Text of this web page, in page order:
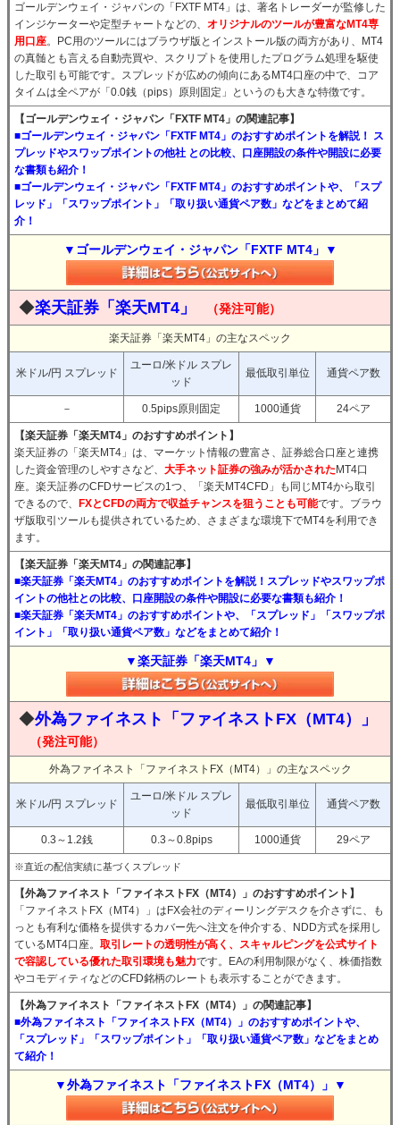
ゴールデンウェイ・ジャパンの「FXTF MT4」は、著名トレーダーが監修した
インジケーターや定型チャートなどの、 オリジナルのツールが豊富なMT4専
用口座。PC用のツールにはブラウザ版とインストール版の両方があり、MT4
の真髄とも言える自動売買や、スクリプトを使用したプログラム処理を駆使
した取引も可能です。スプレッドが広めの傾向にあるMT4口座の中で、コア
タイムは全ペアが「0.0銭（pips）原則固定」というのも大きな特徴です。
【ゴールデンウェイ・ジャパン「FXTF MT4」の関連記事】
■ゴールデンウェイ・ジャパン「FXTF MT4」のおすすめポイントを解説！ ス
プレッドやスワップポイントの他社 との比較、口座開設の条件や開設に必要
な書類も紹介！
■ゴールデンウェイ・ジャパン「FXTF MT4」のおすすめポイントや、「スプ
レッド」「スワップポイント」「取り扱い通貨ペア数」などをまとめて紹
介！
▼ゴールデンウェイ・ジャパン「FXTF MT4」▼
◆楽天証券「楽天MT4」 （発注可能）
楽天証券「楽天MT4」の主なスペック
米ドル/円 スプレッド
ユーロ/米ドル スプレ
ッド
最低取引単位 通貨ペア数
－ 0.5pips原則固定 1000通貨 24ペア
【楽天証券「楽天MT4」のおすすめポイント】
楽天証券の「楽天MT4」は、マーケット情報の豊富さ、証券総合口座と連携
した資金管理のしやすさなど、 大手ネット証券の強みが活かされた MT4口
座。楽天証券のCFDサービスの1つ、「楽天MT4CFD」も同じMT4から取引
できるので、
FXとCFDの両方で収益チャンスを狙うことも可能です。ブラウ
ザ版取引ツールも提供されているため、さまざまな環境下でMT4を利用でき
ます。
【楽天証券「楽天MT4」の関連記事】
■楽天証券「楽天MT4」のおすすめポイントを解説！スプレッドやスワップポ
イントの他社との比較、口座開設の条件や開設に必要な書類も紹介！
■楽天証券「楽天MT4」のおすすめポイントや、「スプレッド」「スワップポ
イント」「取り扱い通貨ペア数」などをまとめて紹介！
▼楽天証券「楽天MT4」▼
◆外為ファイネスト「ファイネストFX（MT4）」
（発注可能）
外為ファイネスト「ファイネストFX（MT4）」の主なスペック
米ドル/円 スプレッド
ユーロ/米ドル スプレ
ッド
最低取引単位 通貨ペア数
0.3～1.2銭 0.3～0.8pips 1000通貨 29ペア
※直近の配信実績に基づくスプレッド
【外為ファイネスト「ファイネストFX（MT4）」のおすすめポイント】
「ファイネストFX（MT4）」はFX会社のディーリングデスクを介さずに、も
っとも有利な価格を提供するカバー先へ注文を仲介する、NDD方式を採用し
ているMT4口座。 取引レートの透明性が高く、スキャルピングを公式サイト
で容認している優れた取引環境も魅力です。EAの利用制限がなく、株価指数
やコモディティなどのCFD銘柄のレートも表示することができます。
【外為ファイネスト「ファイネストFX（MT4）」の関連記事】
■外為ファイネスト「ファイネストFX（MT4）」のおすすめポイントや、
「スプレッド」「スワップポイント」「取り扱い通貨ペア数」などをまとめ
て紹介！
▼外為ファイネスト「ファイネストFX（MT4）」▼